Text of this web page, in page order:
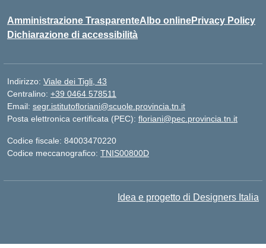
Amministrazione TrasparenteAlbo onlinePrivacy Policy
Dichiarazione di accessibilità
Indirizzo: Viale dei Tigli, 43
Centralino: +39 0464 578511
Email: segr.istitutofloriani@scuole.provincia.tn.it
Posta elettronica certificata (PEC): floriani@pec.provincia.tn.it
Codice fiscale: 84003470220
Codice meccanografico: TNIS00800D
Idea e progetto di Designers Italia